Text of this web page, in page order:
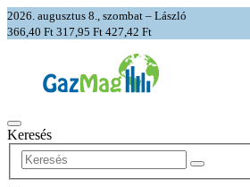
2026. augusztus 8., szombat – László
366,40 Ft 317,95 Ft 427,42 Ft
Keresés